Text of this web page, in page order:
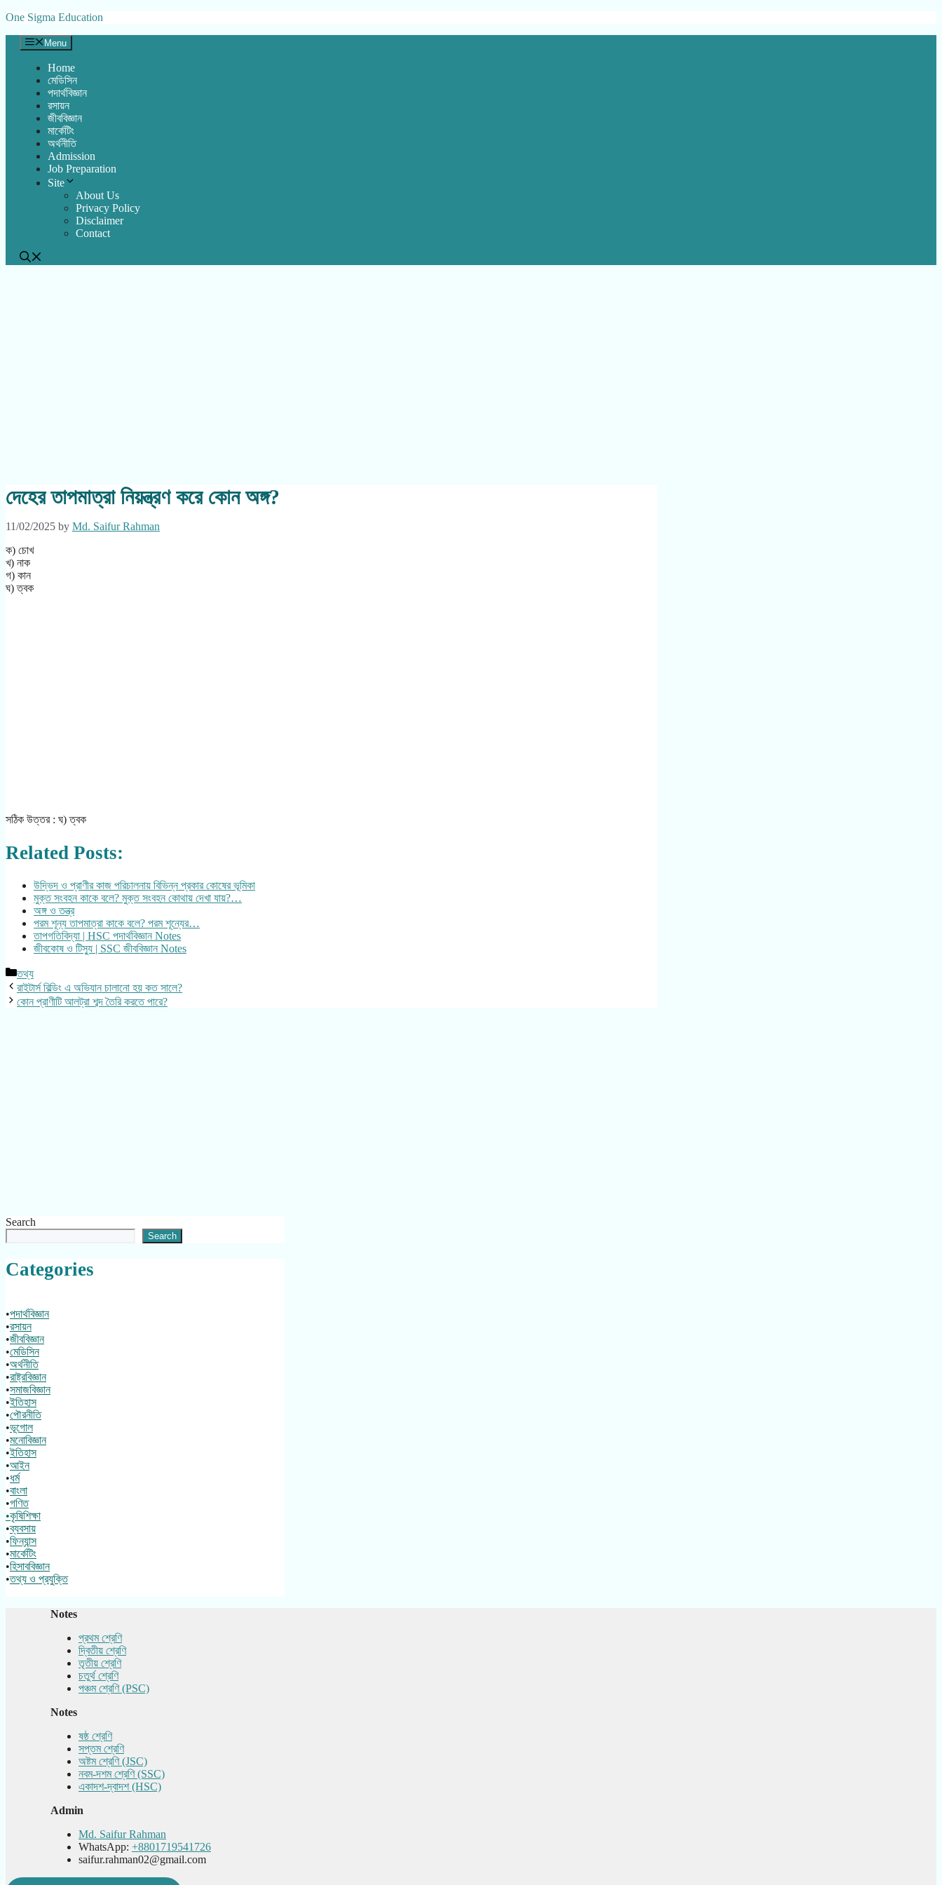
Skip
content
One Sigma Education
Menu
Home
মেডিসিন
পদার্থবিজ্ঞান
রসায়ন
জীববিজ্ঞান
মার্কেটিং
অর্থনীতি
Admission
Job Preparation
Site
About Us
Privacy Policy
Disclaimer
Contact
দেহের তাপমাত্রা নিয়ন্ত্রণ করে কোন অঙ্গ?
11/02/2025 by Md. Saifur Rahman
ক) চোখ
খ) নাক
গ) কান
ঘ) ত্বক
সঠিক উত্তর : ঘ) ত্বক
Related Posts:
উদ্ভিদ ও প্রাণীর কাজ পরিচালনায় বিভিন্ন প্রকার কোষের ভূমিকা
মুক্ত সংবহন কাকে বলে? মুক্ত সংবহন কোথায় দেখা যায়?…
অঙ্গ ও তন্ত্র
পরম শূন্য তাপমাত্রা কাকে বলে? পরম শূন্যের…
তাপগতিবিদ্যা | HSC পদার্থবিজ্ঞান Notes
জীবকোষ ও টিস্যু | SSC জীববিজ্ঞান Notes
Categories
তথ্য
রাইটার্স বিল্ডিং এ অভিযান চালানো হয় কত সালে?
কোন প্রাণীটি আলট্রা শব্দ তৈরি করতে পারে?
Search
Search
Categories
•পদার্থবিজ্ঞান
•রসায়ন
•জীববিজ্ঞান
•মেডিসিন
•অর্থনীতি
•রাষ্ট্রবিজ্ঞান
•সমাজবিজ্ঞান
•ইতিহাস
•পৌরনীতি
•ভূগোল
•মনোবিজ্ঞান
•ইতিহাস
•আইন
•ধর্ম
•বাংলা
•গণিত
•কৃষিশিক্ষা
•ব্যবসায়
•ফিন্যান্স
•মার্কেটিং
•হিসাববিজ্ঞান
•তথ্য ও প্রযুক্তি
Notes
প্রথম শ্রেণি
দ্বিতীয় শ্রেণি
তৃতীয় শ্রেণি
চতুর্থ শ্রেণি
পঞ্চম শ্রেণি (PSC)
Notes
ষষ্ঠ শ্রেণি
সপ্তম শ্রেণি
অষ্টম শ্রেণি (JSC)
নবম-দশম শ্রেণি (SSC)
একাদশ-দ্বাদশ (HSC)
Admin
Md. Saifur Rahman
WhatsApp: +8801719541726
saifur.rahman02@gmail.com